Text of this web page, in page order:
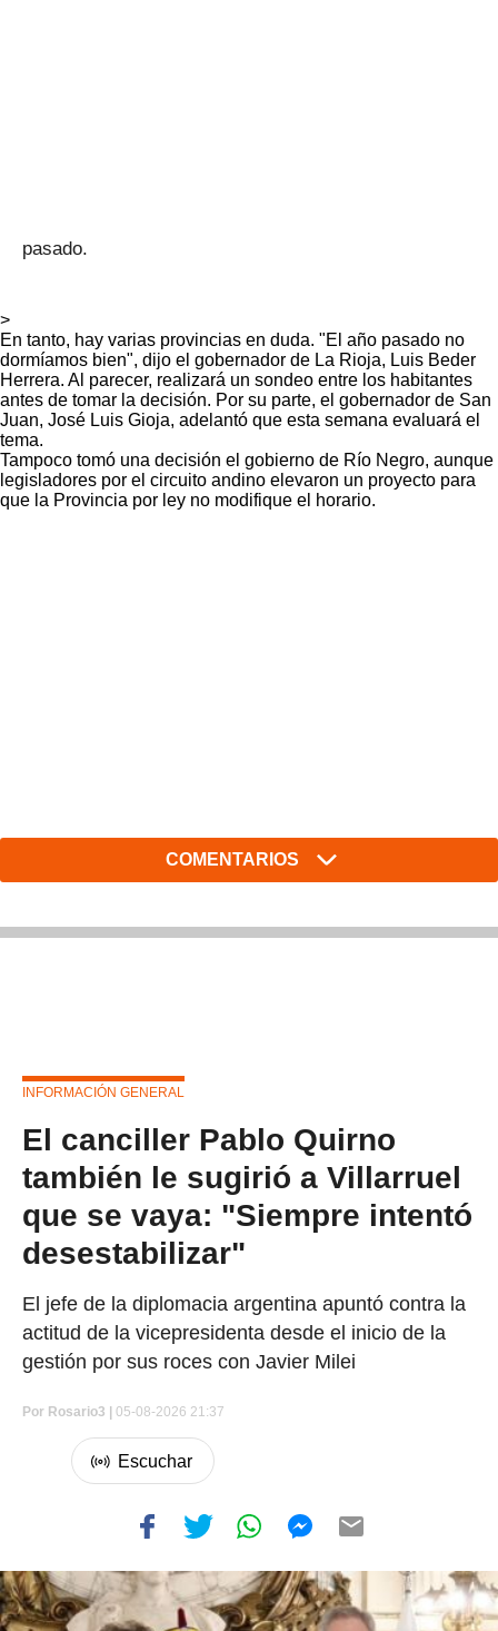
pasado.
>
En tanto, hay varias provincias en duda. "El año pasado no
dormíamos bien", dijo el gobernador de La Rioja, Luis Beder
Herrera. Al parecer, realizará un sondeo entre los habitantes
antes de tomar la decisión. Por su parte, el gobernador de San
Juan, José Luis Gioja, adelantó que esta semana evaluará el
tema.
Tampoco tomó una decisión el gobierno de Río Negro, aunque
legisladores por el circuito andino elevaron un proyecto para
que la Provincia por ley no modifique el horario.
COMENTARIOS